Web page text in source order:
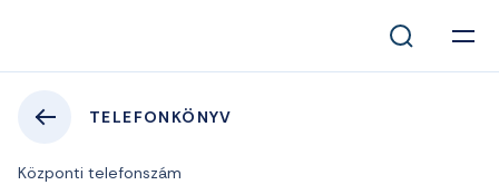
TELEFONKÖNYV
Központi telefonszám